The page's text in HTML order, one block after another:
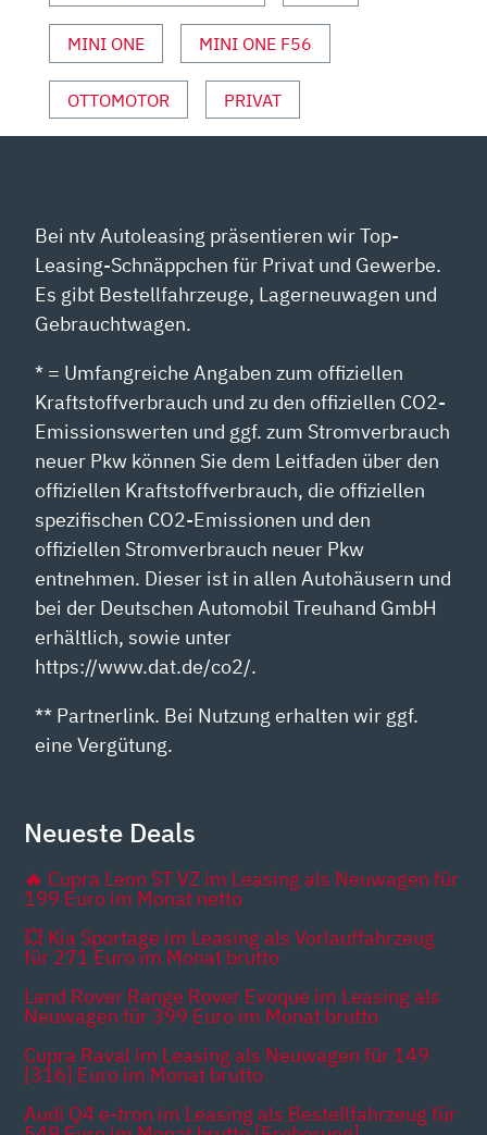
MINI ONE MINI ONE F56
OTTOMOTOR PRIVAT
Bei ntv Autoleasing präsentieren wir Top-
Leasing-Schnäppchen für Privat und Gewerbe.
Es gibt Bestellfahrzeuge, Lagerneuwagen und
Gebrauchtwagen.
* = Umfangreiche Angaben zum offiziellen
Kraftstoffverbrauch und zu den offiziellen CO2-
Emissionswerten und ggf. zum Stromverbrauch
neuer Pkw können Sie dem Leitfaden über den
offiziellen Kraftstoffverbrauch, die offiziellen
spezifischen CO2-Emissionen und den
offiziellen Stromverbrauch neuer Pkw
entnehmen. Dieser ist in allen Autohäusern und
bei der Deutschen Automobil Treuhand GmbH
erhältlich, sowie unter
https://www.dat.de/co2/.
** Partnerlink. Bei Nutzung erhalten wir ggf.
eine Vergütung.
Neueste Deals
🔥 Cupra Leon ST VZ im Leasing als Neuwagen für
199 Euro im Monat netto
💥 Kia Sportage im Leasing als Vorlauffahrzeug
für 271 Euro im Monat brutto
Land Rover Range Rover Evoque im Leasing als
Neuwagen für 399 Euro im Monat brutto
Cupra Raval im Leasing als Neuwagen für 149
[316] Euro im Monat brutto
Audi Q4 e-tron im Leasing als Bestellfahrzeug für